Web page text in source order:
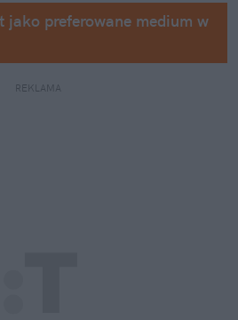
jako preferowane medium w
REKLAMA